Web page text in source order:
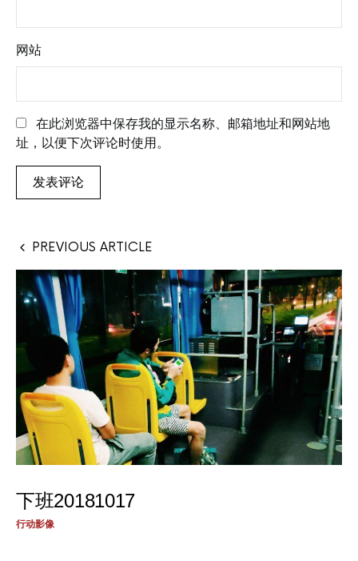
网站
在此浏览器中保存我的显示名称、邮箱地址和网站地
址，以便下次评论时使用。
PREVIOUS ARTICLE
下班20181017
行动影像